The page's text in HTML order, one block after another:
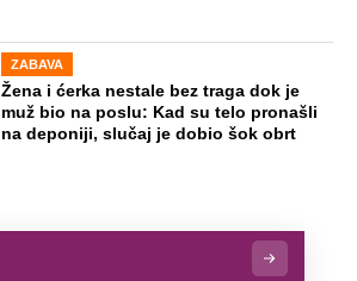
ZABAVA
Žena i ćerka nestale bez traga dok je
muž bio na poslu: Kad su telo pronašli
na deponiji, slučaj je dobio šok obrt